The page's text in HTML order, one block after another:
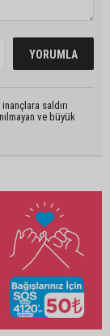
saldırı
ve büyük